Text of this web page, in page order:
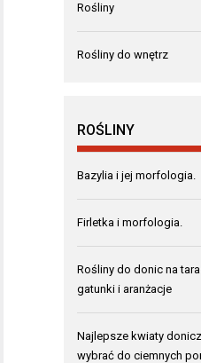
Rośliny
Rośliny do wnętrz
ROŚLINY
Bazylia i jej morfologia.
Firletka i morfologia.
Rośliny do donic na
gatunki i aranżacje
Najlepsze kwiaty
wybrać do ciemnych